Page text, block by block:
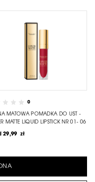
0
MATOWA POMADKA DO UST -
MATTE LIQUID LIPSTICK NR 01- 06
29,99 zł